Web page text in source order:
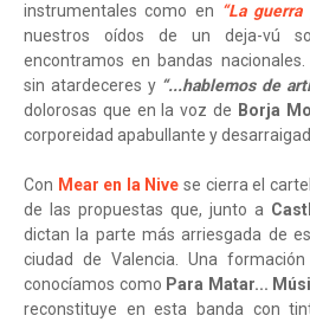
instrumentales como en “La
nuestros oídos de un deja-vú
encontramos en bandas
sin atardeceres y “...hablemos de
dolorosas que en la voz de Borja
corporeidad apabullante y
Con Mear en la Nive se cierra el
de las propuestas que, junto a
dictan la parte más arriesgada de
ciudad de Valencia. Una
conocíamos como Para Matar...
reconstituye en esta banda con